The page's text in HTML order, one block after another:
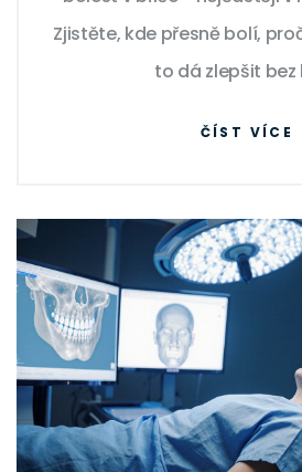
Zjistěte, kde přesně bolí,
to dá zlepšit bez
ČÍST VÍCE